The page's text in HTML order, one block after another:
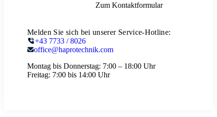
Zum Kontaktformular
Melden Sie sich bei unserer Service-Hotline:
+43 7733 / 8026
office@haprotechnik.com
Montag bis Donnerstag: 7:00 – 18:00 Uhr
Freitag: 7:00 bis 14:00 Uhr